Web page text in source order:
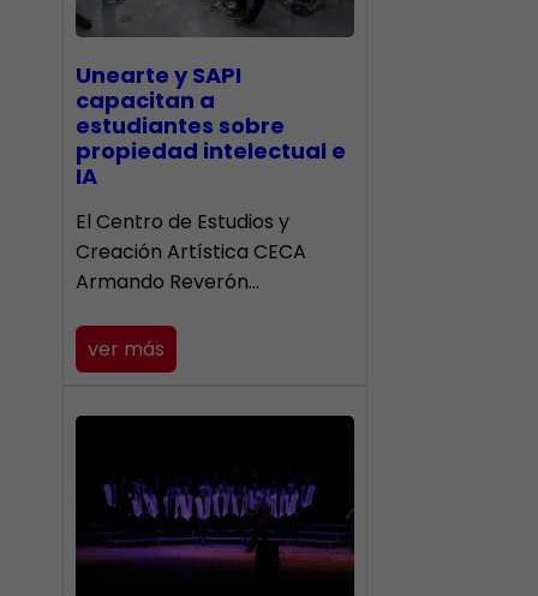
Unearte y SAPI
capacitan a
estudiantes sobre
propiedad intelectual e
IA
El Centro de Estudios y
Creación Artística CECA
Armando Reverón…
ver más